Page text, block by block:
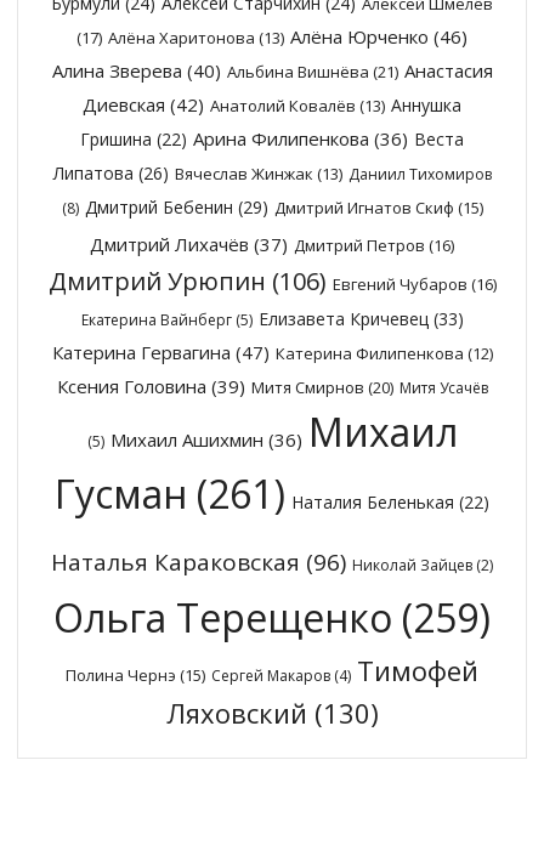
(17) Алёна Харитонова (13) Алёна Юрченко (46)
Алина Зверева (40) Альбина Вишнёва (21) Анастасия
Диевская (42) Анатолий Ковалёв (13) Аннушка
Гришина (22) Арина Филипенкова (36) Веста
Липатова (26) Вячеслав Жинжак (13) Даниил Тихомиров
(8) Дмитрий Бебенин (29) Дмитрий Игнатов Скиф (15)
Дмитрий Лихачёв (37) Дмитрий Петров (16)
Дмитрий Урюпин (106) Евгений Чубаров (16)
Екатерина Вайнберг(5) Елизавета Кричевец(33)
Катерина Гервагина (47) Катерина Филипенкова (12)
Ксения Головина (39) Митя Смирнов (20) Митя Усачёв
(5) Михаил Ашихмин (36) Михаил
Гусман (261) Наталия Беленькая (22)
Наталья Караковская (96) Николай Зайцев (2)
Ольга Терещенко (259)
Полина Чернэ (15) Сергей Макаров (4) Тимофей
Ляховский (130)